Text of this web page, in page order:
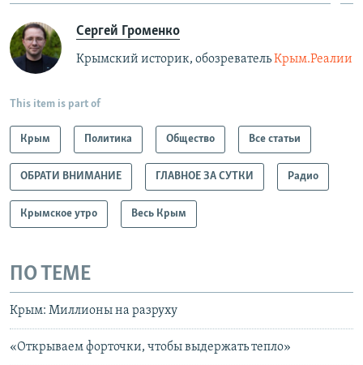
Сергей Громенко
Крымский историк, обозревательКрым.Реалии
This item is part of
Крым Политика Общество Все статьи
ОБРАТИ ВНИМАНИЕ ГЛАВНОЕ ЗА СУТКИ Радио
Крымское утро Весь Крым
ПО ТЕМЕ
Крым: Миллионы на разруху
«Открываем форточки, чтобы выдержать тепло»